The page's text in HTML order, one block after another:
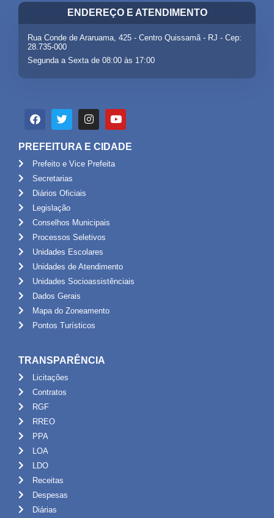
ENDEREÇO E ATENDIMENTO
Rua Conde de Araruama, 425 - Centro Quissamã - RJ - Cep:
28.735-000
Segunda a Sexta de 08:00 às 17:00
PREFEITURA E CIDADE
Prefeito e Vice Prefeita
Secretarias
Diários Oficiais
Legislação
Conselhos Municipais
Processos Seletivos
Unidades Escolares
Unidades de Atendimento
Unidades Socioassistênciais
Dados Gerais
Mapa do Zoneamento
Pontos Turísticos
TRANSPARÊNCIA
Licitações
Contratos
RGF
RREO
PPA
LOA
LDO
Receitas
Despesas
Diárias